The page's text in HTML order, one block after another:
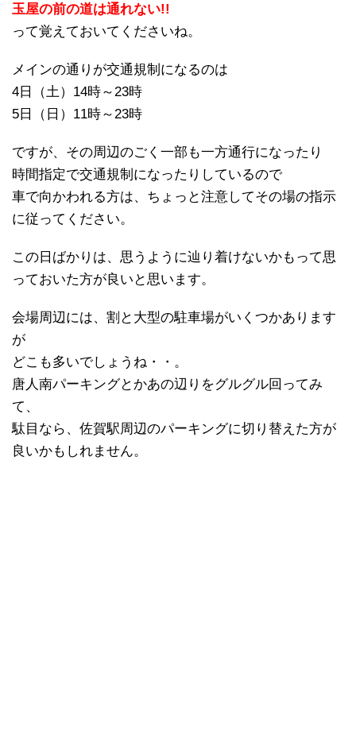
玉屋の前の道は通れない!!
って覚えておいてくださいね。
メインの通りが交通規制になるのは
4日（土）14時～23時
5日（日）11時～23時
ですが、その周辺のごく一部も一方通行になったり
時間指定で交通規制になったりしているので
車で向かわれる方は、ちょっと注意してその場の指示
に従ってください。
この日ばかりは、思うように辿り着けないかもって思
っておいた方が良いと思います。
会場周辺には、割と大型の駐車場がいくつかあります
が
どこも多いでしょうね・・。
唐人南パーキングとかあの辺りをグルグル回ってみ
て、
駄目なら、佐賀駅周辺のパーキングに切り替えた方が
良いかもしれません。